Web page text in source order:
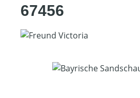
67456
Bildergalerie überspringen